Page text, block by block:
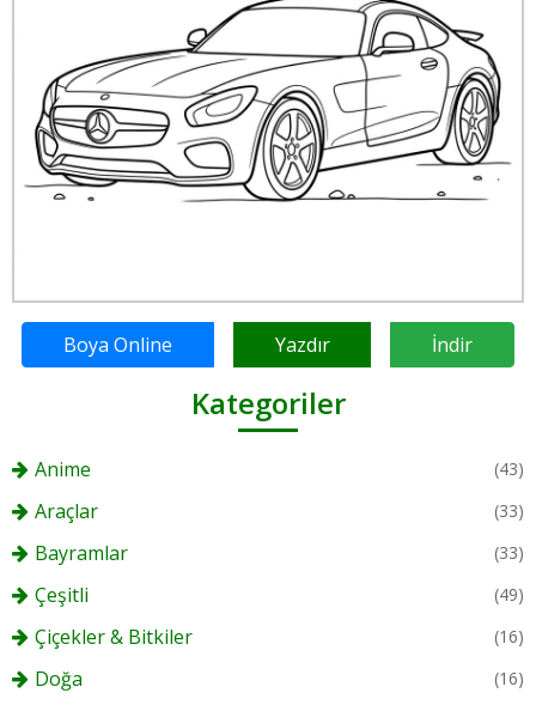
Boya Online Yazdır İndir
Kategoriler
Anime (43)
Araçlar (33)
Bayramlar (33)
Çeşitli (49)
Çiçekler & Bitkiler (16)
Doğa (16)